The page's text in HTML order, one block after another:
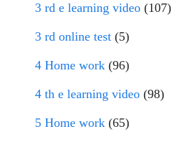
3 rd e learning video (107)
3 rd online test (5)
4 Home work (96)
4 th e learning video (98)
5 Home work (65)